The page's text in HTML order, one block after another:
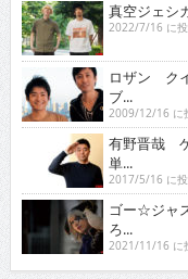
真空ジェシ
2022/7/16 に投
ロザン ク
ブ...
2009/12/16 に
有野晋哉
単...
2017/5/16 に投
ゴー☆ジャ
ろ...
2021/11/16 に